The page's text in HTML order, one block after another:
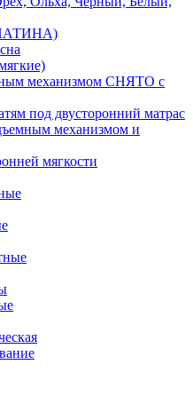
механизмом СНЯТО с
под двусторонний матрас
механизмом и
мягкости